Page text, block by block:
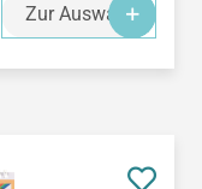
Zur Auswahl